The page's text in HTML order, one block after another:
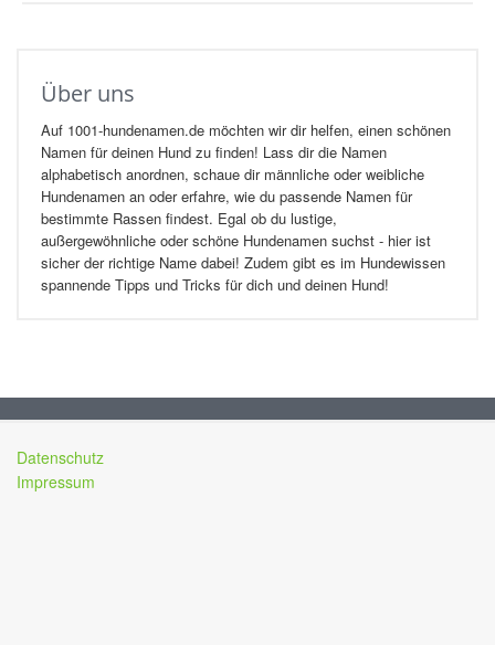
Über uns
Auf 1001-hundenamen.de möchten wir dir helfen, einen schönen
Namen für deinen Hund zu finden! Lass dir die Namen
alphabetisch anordnen, schaue dir männliche oder weibliche
Hundenamen an oder erfahre, wie du passende Namen für
bestimmte Rassen findest. Egal ob du lustige,
außergewöhnliche oder schöne Hundenamen suchst - hier ist
sicher der richtige Name dabei! Zudem gibt es im Hundewissen
spannende Tipps und Tricks für dich und deinen Hund!
Datenschutz
Impressum